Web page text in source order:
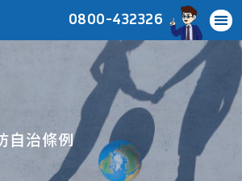
0800-432326
自治條例